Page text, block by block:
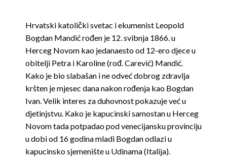
Hrvatski katolički svetac i ekumenist Leopold
Bogdan Mandić rođen je 12. svibnja 1866. u
Herceg Novom kao jedanaesto od 12-ero djece u
obitelji Petra i Karoline (rođ. Carević) Mandić.
Kako je bio slabašan i ne odveć dobrog zdravlja
kršten je mjesec dana nakon rođenja kao Bogdan
Ivan. Velik interes za duhovnost pokazuje već u
djetinjstvu. Kako je kapucinski samostan u Herceg
Novom tada potpadao pod venecijansku provinciju
u dobi od 16 godina mladi Bogdan odlazi u
kapucinsko sjemenište u Udinama (Italija).